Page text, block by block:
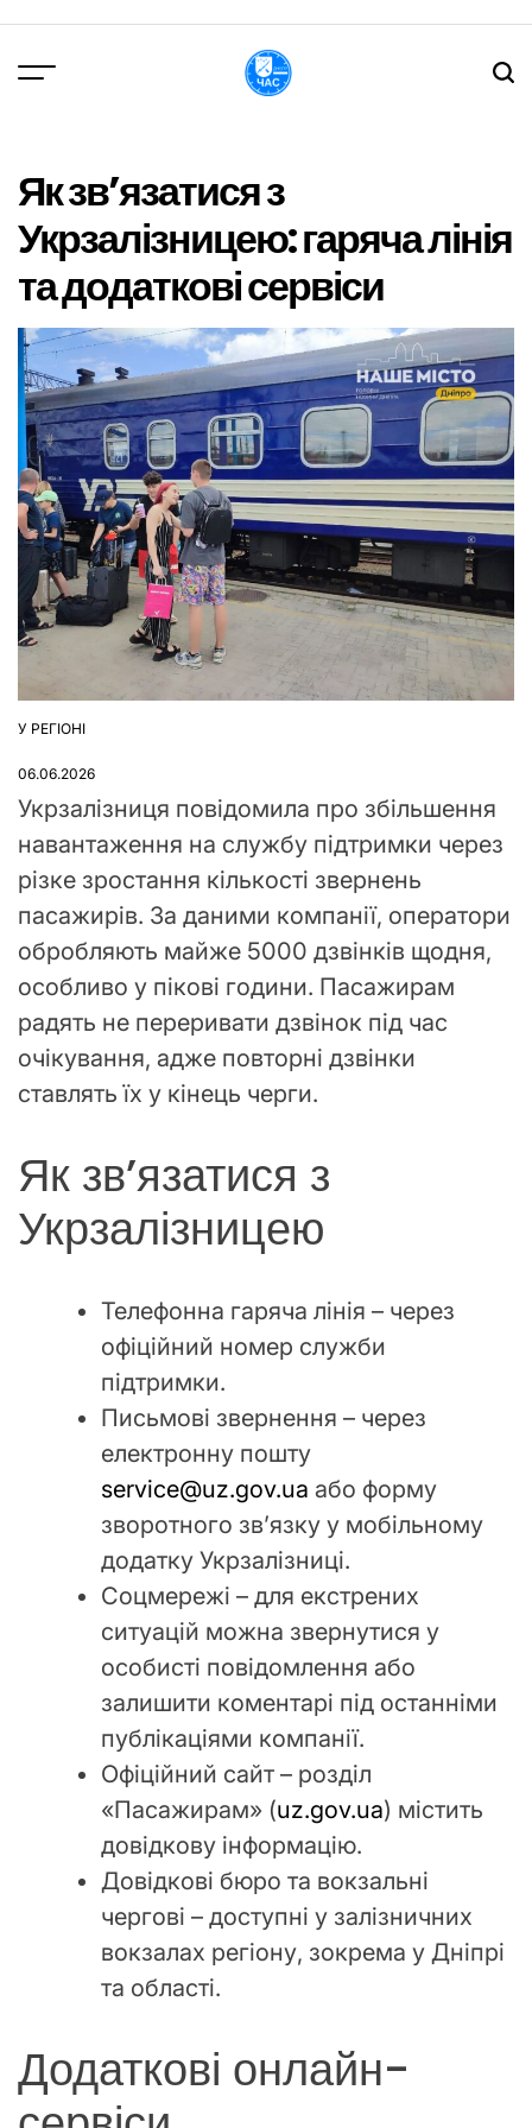
вмісту
Як зв’язатися з
Укрзалізницею: гаряча лінія
та додаткові сервіси
ОПУБЛІКУВАТИ
У РЕГІОНІ
06.06.2026
Укрзалізниця повідомила про збільшення
навантаження на службу підтримки через
різке зростання кількості звернень
пасажирів. За даними компанії, оператори
обробляють майже 5000 дзвінків щодня,
особливо у пікові години. Пасажирам
радять не переривати дзвінок під час
очікування, адже повторні дзвінки
ставлять їх у кінець черги.
Як зв’язатися з
Укрзалізницею
Телефонна гаряча лінія – через
офіційний номер служби
підтримки.
Письмові звернення – через
електронну пошту
service@uz.gov.ua або форму
зворотного зв’язку у мобільному
додатку Укрзалізниці.
Соцмережі – для екстрених
ситуацій можна звернутися у
особисті повідомлення або
залишити коментарі під останніми
публікаціями компанії.
Офіційний сайт – розділ
«Пасажирам» (uz.gov.ua) містить
довідкову інформацію.
Довідкові бюро та вокзальні
чергові – доступні у залізничних
вокзалах регіону, зокрема у Дніпрі
та області.
Додаткові онлайн-